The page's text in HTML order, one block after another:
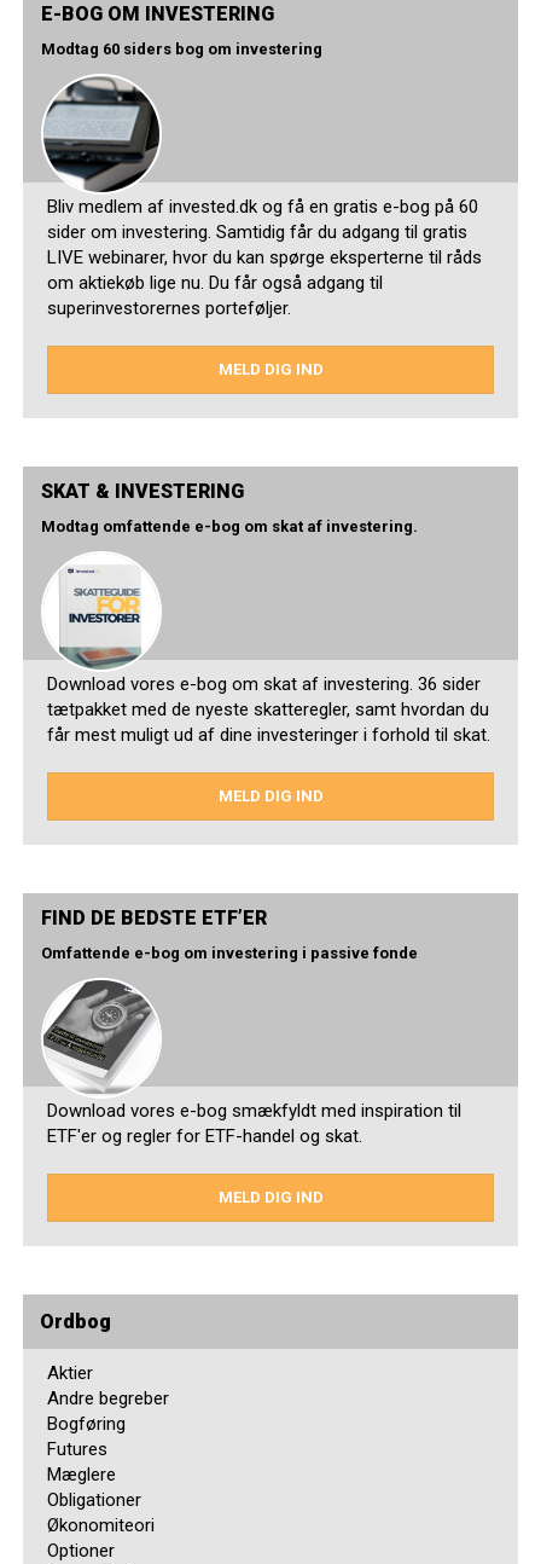
E-BOG OM INVESTERING
Modtag 60 siders bog om investering
Bliv medlem af invested.dk og få en gratis e-bog på 60
sider om investering. Samtidig får du adgang til gratis
LIVE webinarer, hvor du kan spørge eksperterne til råds
om aktiekøb lige nu. Du får også adgang til
superinvestorernes porteføljer.
MELD DIG IND
SKAT & INVESTERING
Modtag omfattende e-bog om skat af investering.
Download vores e-bog om skat af investering. 36 sider
tætpakket med de nyeste skatteregler, samt hvordan du
får mest muligt ud af dine investeringer i forhold til skat.
MELD DIG IND
FIND DE BEDSTE ETF’ER
Omfattende e-bog om investering i passive fonde
Download vores e-bog smækfyldt med inspiration til
ETF'er og regler for ETF-handel og skat.
MELD DIG IND
Ordbog
Aktier
Andre begreber
Bogføring
Futures
Mæglere
Obligationer
Økonomiteori
Optioner